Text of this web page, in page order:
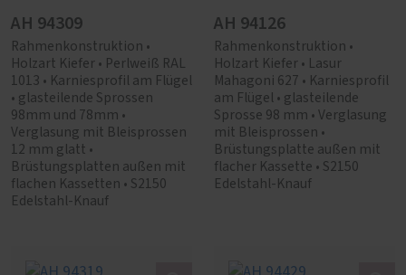
AH 94309
Rahmenkonstruktion •
Holzart Kiefer • Perlweiß RAL
1013 • Karniesprofil am Flügel
• glasteilende Sprossen
98mm und 78mm •
Verglasung mit Bleisprossen
12 mm glatt •
Brüstungsplatten außen mit
flachen Kassetten • S2150
Edelstahl-Knauf
AH 94126
Rahmenkonstruktion •
Holzart Kiefer • Lasur
Mahagoni 627 • Karniesprofil
am Flügel • glasteilende
Sprosse 98 mm • Verglasung
mit Bleisprossen •
Brüstungsplatte außen mit
flacher Kassette • S2150
Edelstahl-Knauf